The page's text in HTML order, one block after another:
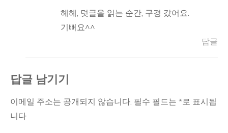
헤헤, 덧글을 읽는 순간, 구경 갔어요.
기뻐요^^
답글
답글 남기기
이메일 주소는 공개되지 않습니다. 필수 필드는 *로 표시됩
니다